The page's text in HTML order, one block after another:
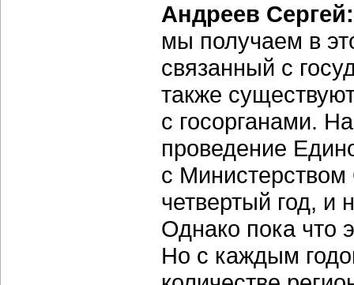
Андреев Сергей:
мы получаем в
связанный с
также
с госорганами.
проведение
с
четвертый год, и
Однако пока что
Но с каждым